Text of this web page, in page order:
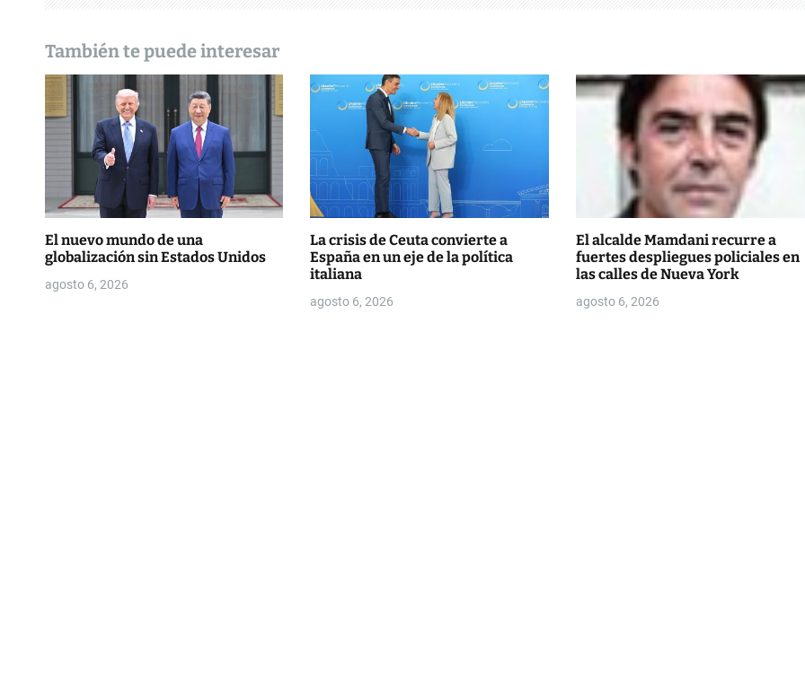
d
e
t
r
a
También te puede interesar
El nuevo mundo de una
globalización sin Estados Unidos
agosto 6, 2026
La crisis de Ceuta convierte a
España en un eje de la política
italiana
agosto 6, 2026
El alcalde Mamdani recurre a
fuertes despliegues policiales en
las calles de Nueva York
agosto 6, 2026